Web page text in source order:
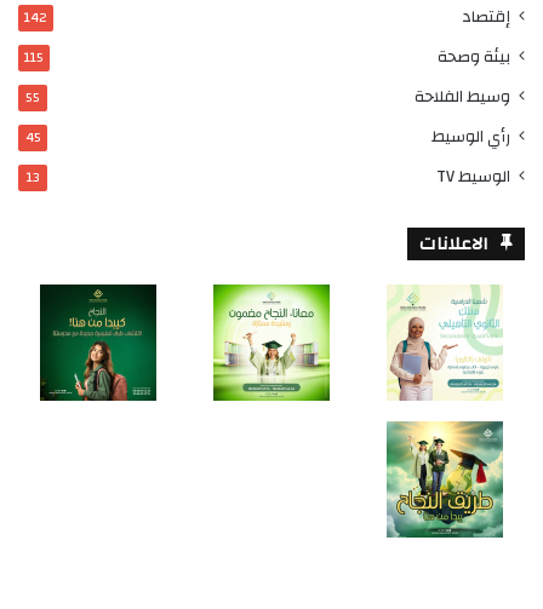
إقتصاد 142
بيئة وصحة 115
وسيط الفلاحة 55
رأي الوسيط 45
الوسيط TV 13
الاعلانات